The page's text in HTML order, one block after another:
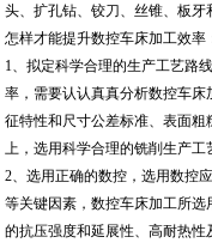
头、扩孔钻、铰刀、丝锥、板牙
怎样才能提升数控车床加工效率
1、拟定科学合理的生产工艺路
率，需要认认真真分析数控车
征特性和尺寸公差标准、表面
上，选用科学合理的铣削生产工
2、选用正确的数控，选用数控
等关键因素，数控车床加工所
的抗压强度和延展性、高耐热性